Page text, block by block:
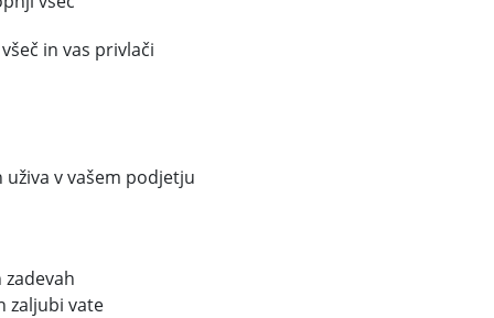
in vas privlači
uživa v vašem podjetju
zaljubi vate